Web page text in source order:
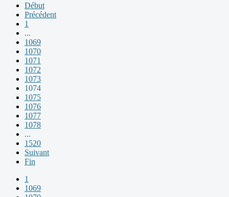
Début
Précédent
1
...
1069
1070
1071
1072
1073
1074
1075
1076
1077
1078
...
1520
Suivant
Fin
1
1069